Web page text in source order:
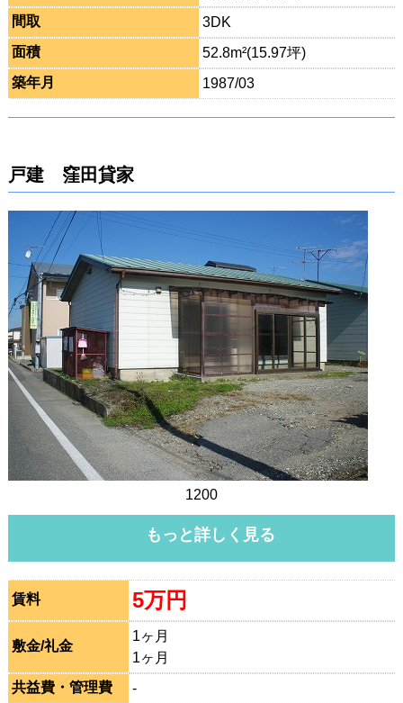
間取
3DK
面積
52.8m²(15.97坪)
築年月
1987/03
戸建 窪田貸家
1200
もっと詳しく見る
賃料 5万円
敷金/礼金
1ヶ月
1ヶ月
共益費・管理費
-